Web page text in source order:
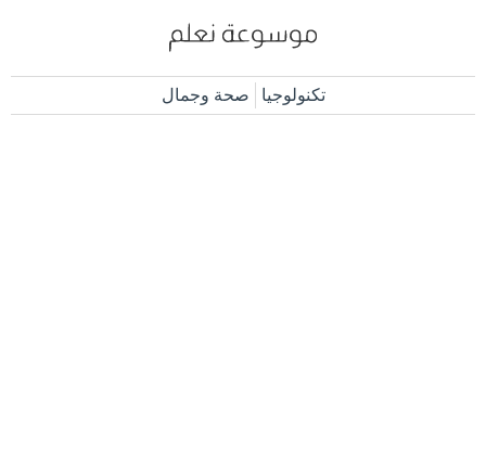
تكنولوجيا صحة وجمال